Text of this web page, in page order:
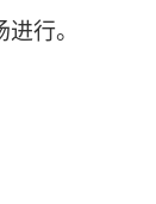
进行。